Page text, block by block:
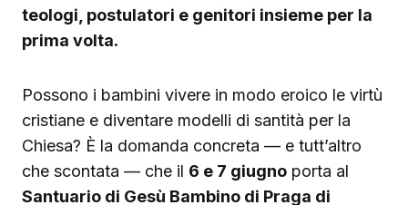
teologi, postulatori e genitori insieme per la
prima volta.
Possono i bambini vivere in modo eroico le virtù
cristiane e diventare modelli di santità per la
Chiesa? È la domanda concreta — e tutt’altro
che scontata — che il 6 e 7 giugno porta al
Santuario di Gesù Bambino di Praga di